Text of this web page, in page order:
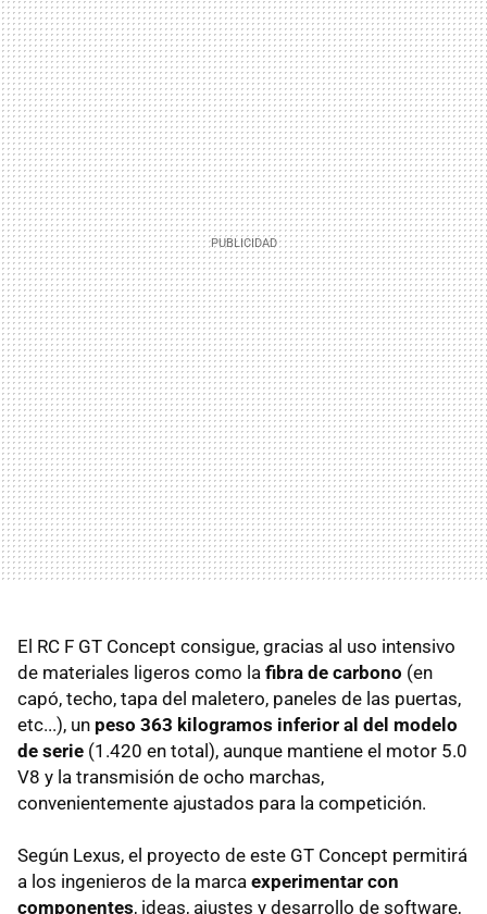
El RC F GT Concept consigue, gracias al uso intensivo
de materiales ligeros como la fibra de carbono (en
capó, techo, tapa del maletero, paneles de las puertas,
etc...), un peso 363 kilogramos inferior al del modelo
de serie (1.420 en total), aunque mantiene el motor 5.0
V8 y la transmisión de ocho marchas,
convenientemente ajustados para la competición.
Según Lexus, el proyecto de este GT Concept permitirá
a los ingenieros de la marca experimentar con
componentes, ideas, ajustes y desarrollo de software,